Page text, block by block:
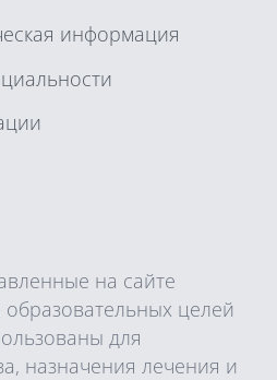
информация
на сайте
целей
для
назначения лечения и